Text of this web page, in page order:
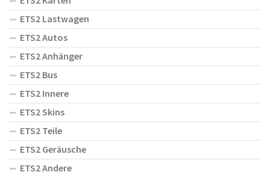
ETS2 Lastwagen
ETS2 Autos
ETS2 Anhänger
ETS2 Bus
ETS2 Innere
ETS2 Skins
ETS2 Teile
ETS2 Geräusche
ETS2 Andere